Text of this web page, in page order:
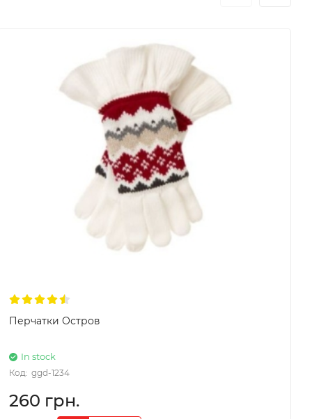
Перчатки Остров
In stock
Код: ggd-1234
260 грн.